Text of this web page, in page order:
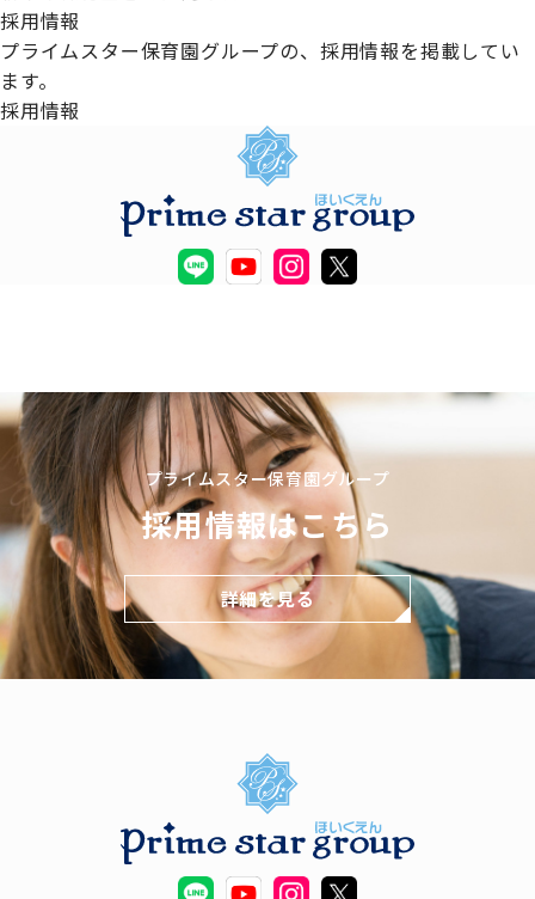
採用情報
プライムスター保育園グループの、採用情報を掲載してい
ます。
採用情報
プライムスター保育園グループ
採用情報はこちら
詳細を見る